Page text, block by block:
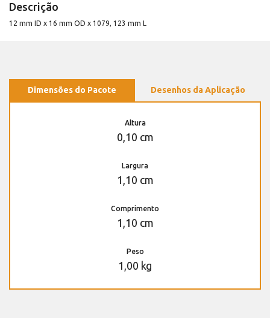
Descrição
12 mm ID x 16 mm OD x 1079, 123 mm L
Dimensões do Pacote Desenhos da Aplicação
Altura
0,10 cm
Largura
1,10 cm
Comprimento
1,10 cm
Peso
1,00 kg